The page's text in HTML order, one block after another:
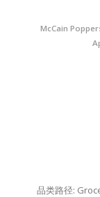
McCain
品类路径: